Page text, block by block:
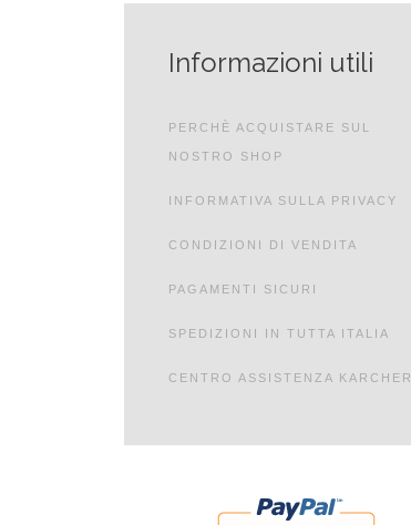
Informazioni utili
PERCHÈ ACQUISTARE SUL
NOSTRO SHOP
INFORMATIVA SULLA PRIVACY
CONDIZIONI DI VENDITA
PAGAMENTI SICURI
SPEDIZIONI IN TUTTA ITALIA
CENTRO ASSISTENZA KARCHER